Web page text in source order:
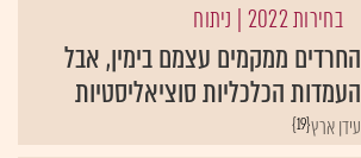
בחירות 2022 | ניתוח
החרדים ממקמים עצמם בימין, אבל
העמדות הכלכליות סוציאליסטיות
{19}עידן ארץ